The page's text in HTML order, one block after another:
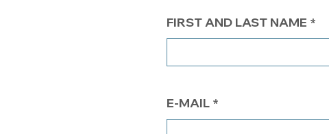
FIRST AND LAST NAME
E-MAIL